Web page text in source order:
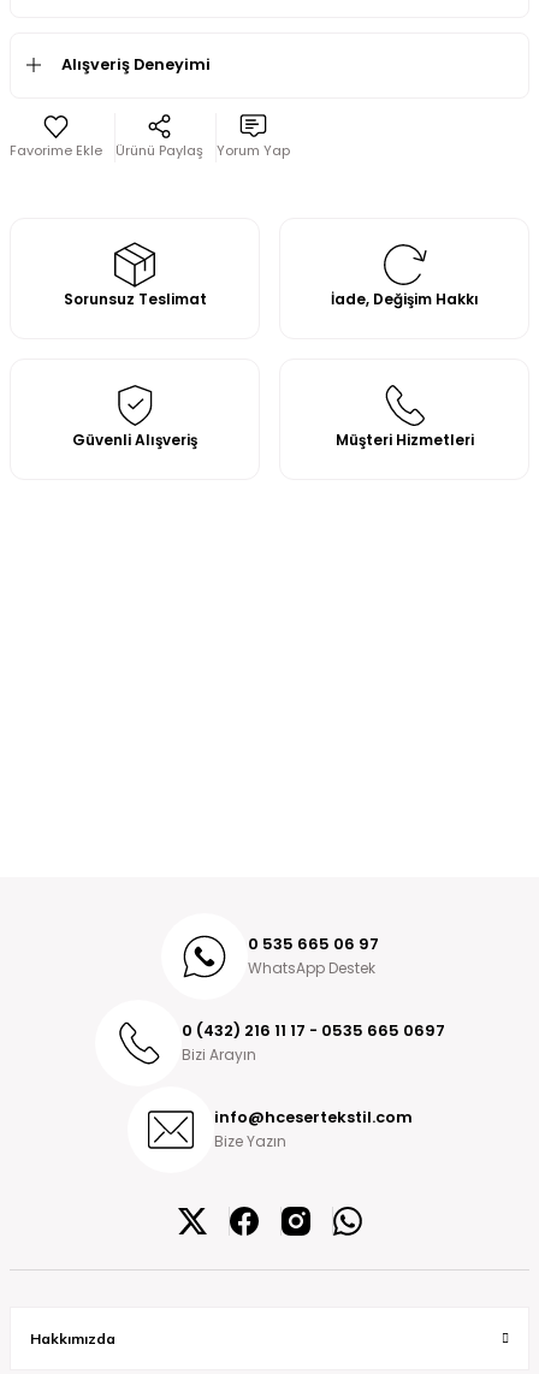
Alışveriş Deneyimi
Ürünü Paylaş Yorum Yap
Sorunsuz Teslimat İade, Değişim Hakkı
Güvenli Alışveriş Müşteri Hizmetleri
0 535 665 06 97
WhatsApp Destek
0 (432) 216 11 17 - 0535 665 0697
Bizi Arayın
info@hcesertekstil.com
Bize Yazın
Hakkımızda